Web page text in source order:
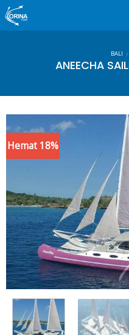
Skip
to
content
BALI /
ANEECHA
Hemat 18%